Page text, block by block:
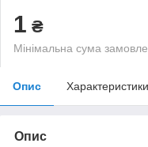
1 ₴
Мінімальна сума
Опис Характеристики
Опис